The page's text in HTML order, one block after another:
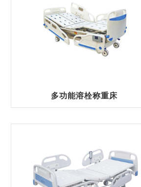
多功能溶栓称重床